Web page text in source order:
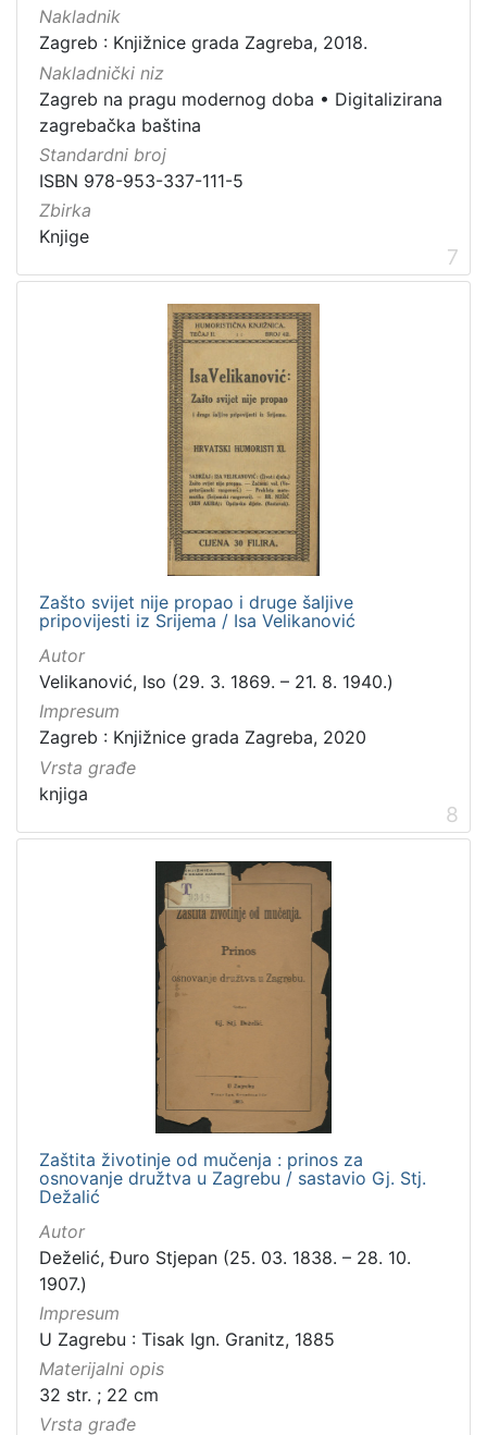
Nakladnik
Zagreb : Knjižnice grada Zagreba, 2018.
Nakladnički niz
Zagreb na pragu modernog doba • Digitalizirana
zagrebačka baština
Standardni broj
ISBN 978-953-337-111-5
Zbirka
Knjige
7
Zašto svijet nije propao i druge šaljive
pripovijesti iz Srijema / Isa Velikanović
Autor
Velikanović, Iso (29. 3. 1869. – 21. 8. 1940.)
Impresum
Zagreb : Knjižnice grada Zagreba, 2020
Vrsta građe
knjiga
8
Zaštita životinje od mučenja : prinos za
osnovanje družtva u Zagrebu / sastavio Gj. Stj.
Dežalić
Autor
Deželić, Đuro Stjepan (25. 03. 1838. – 28. 10.
1907.)
Impresum
U Zagrebu : Tisak Ign. Granitz, 1885
Materijalni opis
32 str. ; 22 cm
Vrsta građe